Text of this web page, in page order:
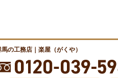
の工務店｜楽屋（がくや）